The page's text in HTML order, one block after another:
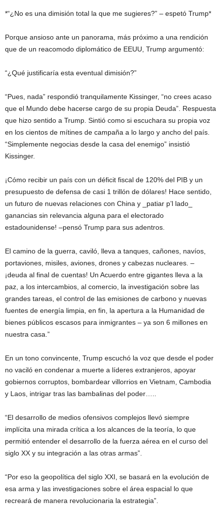
*“¿No es una dimisión total la que me sugieres?” – espetó Trump*
Porque ansioso ante un panorama, más próximo a una rendición
que de un reacomodo diplomático de EEUU, Trump argumentó:
“¿Qué justificaría esta eventual dimisión?”
“Pues, nada” respondió tranquilamente Kissinger, “no crees acaso
que el Mundo debe hacerse cargo de su propia Deuda”. Respuesta
que hizo sentido a Trump. Sintió como si escuchara su propia voz
en los cientos de mítines de campaña a lo largo y ancho del país.
“Simplemente negocias desde la casa del enemigo” insistió
Kissinger.
¡Cómo recibir un país con un déficit fiscal de 120% del PIB y un
presupuesto de defensa de casi 1 trillón de dólares! Hace sentido,
un futuro de nuevas relaciones con China y _patiar p’l lado_
ganancias sin relevancia alguna para el electorado
estadounidense! –pensó Trump para sus adentros.
El camino de la guerra, caviló, lleva a tanques, cañones, navíos,
portaviones, misiles, aviones, drones y cabezas nucleares. –
¡deuda al final de cuentas! Un Acuerdo entre gigantes lleva a la
paz, a los intercambios, al comercio, la investigación sobre las
grandes tareas, el control de las emisiones de carbono y nuevas
fuentes de energía limpia, en fin, la apertura a la Humanidad de
bienes públicos escasos para inmigrantes – ya son 6 millones en
nuestra casa.”
En un tono convincente, Trump escuchó la voz que desde el poder
no vaciló en condenar a muerte a líderes extranjeros, apoyar
gobiernos corruptos, bombardear villorrios en Vietnam, Cambodia
y Laos, intrigar tras las bambalinas del poder…..
“El desarrollo de medios ofensivos complejos llevó siempre
implícita una mirada crítica a los alcances de la teoría, lo que
permitió entender el desarrollo de la fuerza aérea en el curso del
siglo XX y su integración a las otras armas”.
“Por eso la geopolítica del siglo XXI, se basará en la evolución de
esa arma y las investigaciones sobre el área espacial lo que
recreará de manera revolucionaria la estrategia”.